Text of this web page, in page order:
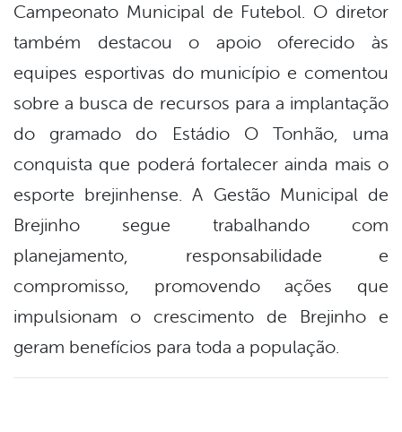
Campeonato Municipal de Futebol. O diretor
também destacou o apoio oferecido às
equipes esportivas do município e comentou
sobre a busca de recursos para a implantação
do gramado do Estádio O Tonhão, uma
conquista que poderá fortalecer ainda mais o
esporte brejinhense. A Gestão Municipal de
Brejinho segue trabalhando com
planejamento, responsabilidade e
compromisso, promovendo ações que
impulsionam o crescimento de Brejinho e
geram benefícios para toda a população.